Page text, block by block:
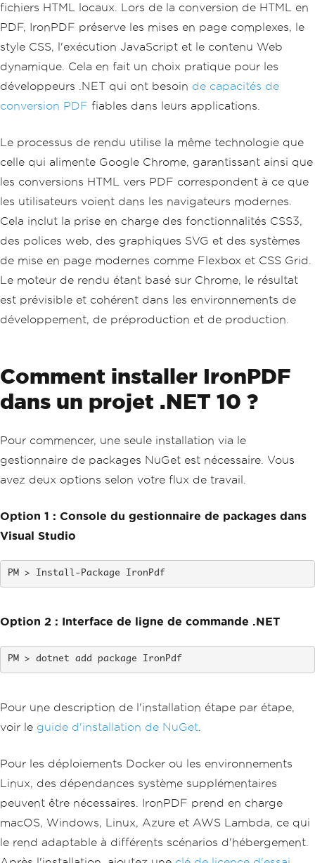
fichiers HTML locaux. Lors de la conversion de HTML en
PDF, IronPDF préserve les mises en page complexes, le
style CSS, l'exécution JavaScript et le contenu Web
dynamique. Cela en fait un choix pratique pour les
développeurs .NET qui ont besoin de capacités de
conversion PDF fiables dans leurs applications.
Le processus de rendu utilise la même technologie que
celle qui alimente Google Chrome, garantissant ainsi que
les conversions HTML vers PDF correspondent à ce que
les utilisateurs voient dans les navigateurs modernes.
Cela inclut la prise en charge des fonctionnalités CSS3,
des polices web, des graphiques SVG et des systèmes
de mise en page modernes comme Flexbox et CSS Grid.
Le moteur de rendu étant basé sur Chrome, le résultat
est prévisible et cohérent dans les environnements de
développement, de préproduction et de production.
Comment installer IronPDF
dans un projet .NET 10 ?
Pour commencer, une seule installation via le
gestionnaire de packages NuGet est nécessaire. Vous
avez deux options selon votre flux de travail.
Option 1 : Console du gestionnaire de packages dans
Visual Studio
Install-Package IronPdf
Option 2 : Interface de ligne de commande .NET
dotnet add package IronPdf
Pour une description de l'installation étape par étape,
voir le guide d'installation de NuGet
Pour les déploiements Docker ou les environnements
Linux, des dépendances système supplémentaires
peuvent être nécessaires. IronPDF prend en charge
macOS, Windows, Linux, Azure et AWS Lambda, ce qui
le rend adaptable à différents scénarios d'hébergement.